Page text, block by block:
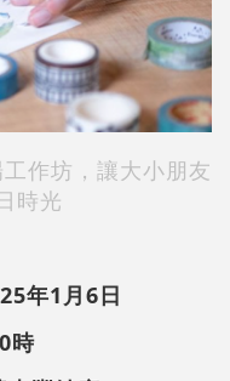
作坊，讓大小朋友
時光
年1月6日
時